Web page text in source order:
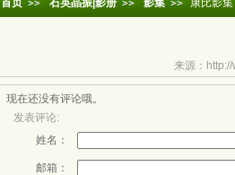
首页 石英晶振|影册 影集 康比影集
来源：
现在还没有评论哦。
发表评论:
姓名：
邮箱：